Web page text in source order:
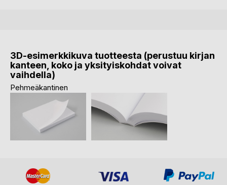
3D-esimerkkikuva tuotteesta (perustuu kirjan
kanteen, koko ja yksityiskohdat voivat
vaihdella)
Pehmeäkantinen